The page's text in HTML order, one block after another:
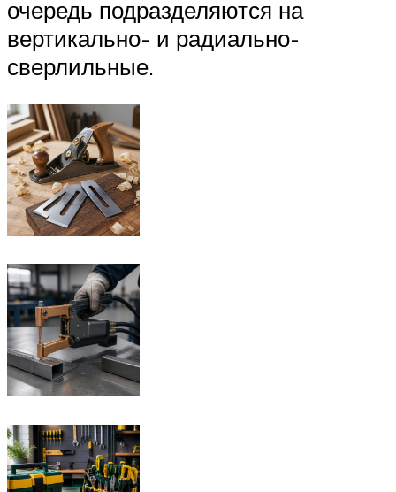
очередь подразделяются на
вертикально- и радиально-
сверлильные.